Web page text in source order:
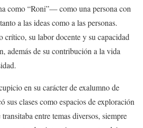
como “Roni”— como una persona con
a las ideas como a las personas.
crítico, su labor docente y su capacidad
además de su contribución a la vida
picioen su carácter de exalumno de
sus clases como espacios de exploración
entre temas diversos, siempre